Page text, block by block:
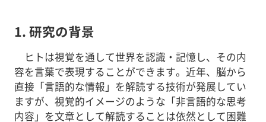
1. 研究の背景
ヒトは視覚を通して世界を認識・記憶し、その内
容を言葉で表現することができます。近年、脳から
直接「言語的な情報」を解読する技術が発展してい
ますが、視覚的イメージのような「非言語的な思考
内容」を文章として解読することは依然として困難